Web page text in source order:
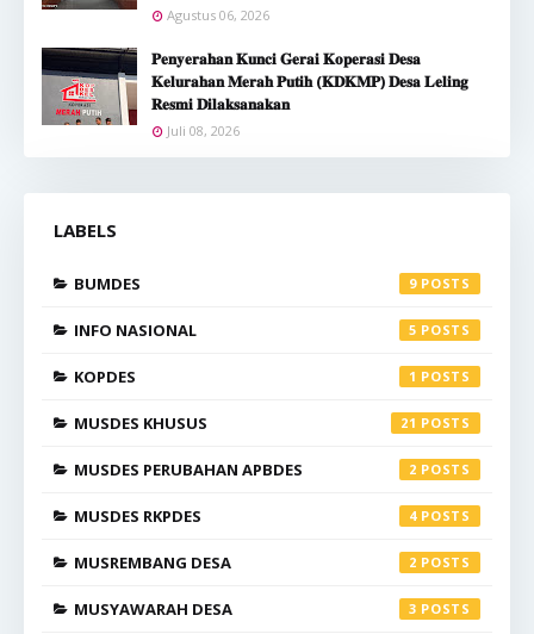
Agustus 06, 2026
𝐏𝐞𝐧𝐲𝐞𝐫𝐚𝐡𝐚𝐧 𝐊𝐮𝐧𝐜𝐢 𝐆𝐞𝐫𝐚𝐢 𝐊𝐨𝐩𝐞𝐫𝐚𝐬𝐢 𝐃𝐞𝐬𝐚
𝐊𝐞𝐥𝐮𝐫𝐚𝐡𝐚𝐧 𝐌𝐞𝐫𝐚𝐡 𝐏𝐮𝐭𝐢𝐡 (𝐊𝐃𝐊𝐌𝐏) 𝐃𝐞𝐬𝐚 𝐋𝐞𝐥𝐢𝐧𝐠
𝐑𝐞𝐬𝐦𝐢 𝐃𝐢𝐥𝐚𝐤𝐬𝐚𝐧𝐚𝐤𝐚𝐧
Juli 08, 2026
LABELS
BUMDES 9
INFO NASIONAL 5
KOPDES 1
MUSDES KHUSUS 21
MUSDES PERUBAHAN APBDES 2
MUSDES RKPDES 4
MUSREMBANG DESA 2
MUSYAWARAH DESA 3